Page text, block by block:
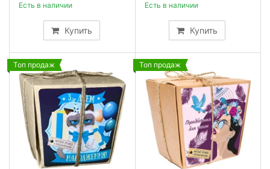
Купить
Есть в наличии
Купить
Есть в наличии
Топ продаж Топ продаж